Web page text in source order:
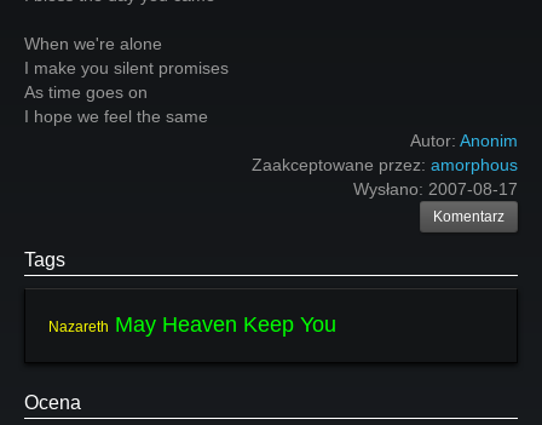
When we're alone
I make you silent promises
As time goes on
I hope we feel the same
Autor: Anonim
Zaakceptowane przez: amorphous
Wysłano: 2007-08-17
Komentarz
Tags
Nazareth May Heaven Keep You
Ocena